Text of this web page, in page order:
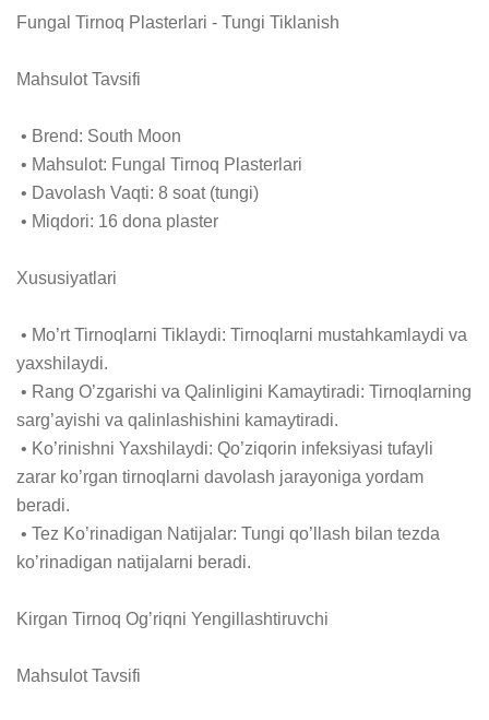
Fungal Tirnoq Plasterlari - Tungi Tiklanish
Mahsulot Tavsifi
Xususiyatlari
yaxshilaydi.
sarg’ayishi va qalinlashishini kamaytiradi.
zarar ko’rgan tirnoqlarni davolash jarayoniga yordam
beradi.
ko’rinadigan natijalarni beradi.
Kirgan Tirnoq Og’riqni Yengillashtiruvchi
Mahsulot Tavsifi